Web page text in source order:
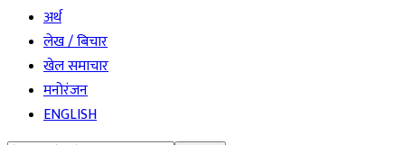
अर्थ
लेख / बिचार
खेल समाचार
मनोरंजन
ENGLISH